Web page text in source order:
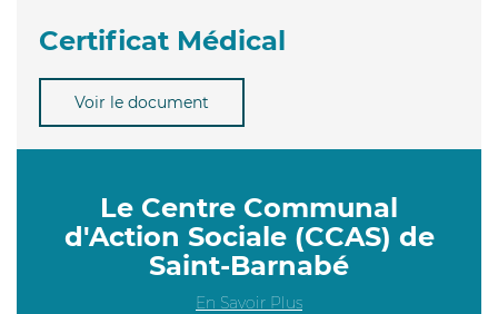
Certificat Médical
Voir le document
Le Centre Communal
d'Action Sociale (CCAS) de
Saint-Barnabé
En Savoir Plus